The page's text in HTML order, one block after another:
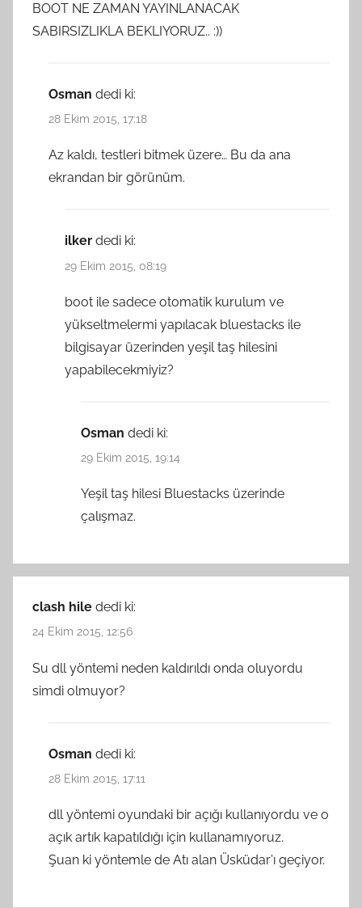
BOOT NE ZAMAN YAYINLANACAK
SABIRSIZLIKLA BEKLIYORUZ.. :))
Osman dedi ki:
28 Ekim 2015, 17:18
Az kaldı, testleri bitmek üzere… Bu da ana
ekrandan bir görünüm.
ilker dedi ki:
29 Ekim 2015, 08:19
boot ile sadece otomatik kurulum ve
yükseltmelermi yapılacak bluestacks ile
bilgisayar üzerinden yeşil taş hilesini
yapabilecekmiyiz?
Osman dedi ki:
29 Ekim 2015, 19:14
Yeşil taş hilesi Bluestacks üzerinde
çalışmaz.
clash hile dedi ki:
24 Ekim 2015, 12:56
Su dll yöntemi neden kaldırıldı onda oluyordu
simdi olmuyor?
Osman dedi ki:
28 Ekim 2015, 17:11
dll yöntemi oyundaki bir açığı kullanıyordu ve o
açık artık kapatıldığı için kullanamıyoruz.
Şuan ki yöntemle de Atı alan Üsküdar’ı geçiyor.